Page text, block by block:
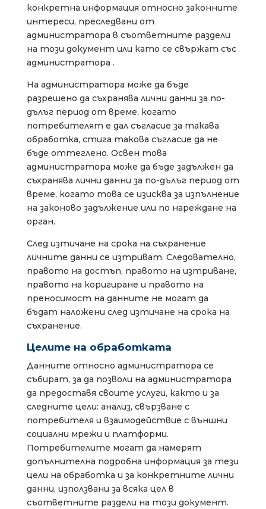
конкретна информация относно законните
интереси, преследвани от
администратора в съответните раздели
на този документ или като се свържат със
администратора .
На администратора може да бъде
разрешено да съхранява лични данни за по-
дълъг период от време, когато
потребителят е дал съгласие за такава
обработка, стига такова съгласие да не
бъде оттеглено. Освен това
администратора може да бъде задължен да
съхранява лични данни за по-дълъг период от
време, когато това се изисква за изпълнение
на законово задължение или по нареждане на
орган.
След изтичане на срока на съхранение
личните данни се изтриват. Следователно,
правото на достъп, правото на изтриване,
правото на коригиране и правото на
преносимост на данните не могат да
бъдат наложени след изтичане на срока на
съхранение.
Целите на обработката
Данните относно администратора се
събират, за да позволи на администратора
да предоставя своите услуги, както и за
следните цели: анализ, свързване с
потребителя и взаимодействие с външни
социални мрежи и платформи.
Потребителите могат да намерят
допълнителна подробна информация за тези
цели на обработка и за конкретните лични
данни, използвани за всяка цел в
съответните раздели на този документ.